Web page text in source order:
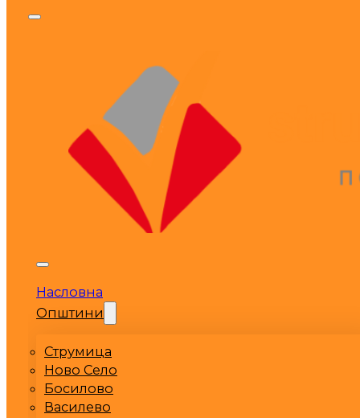
Насловна
Општини
Струмица
Ново Село
Босилово
Василево